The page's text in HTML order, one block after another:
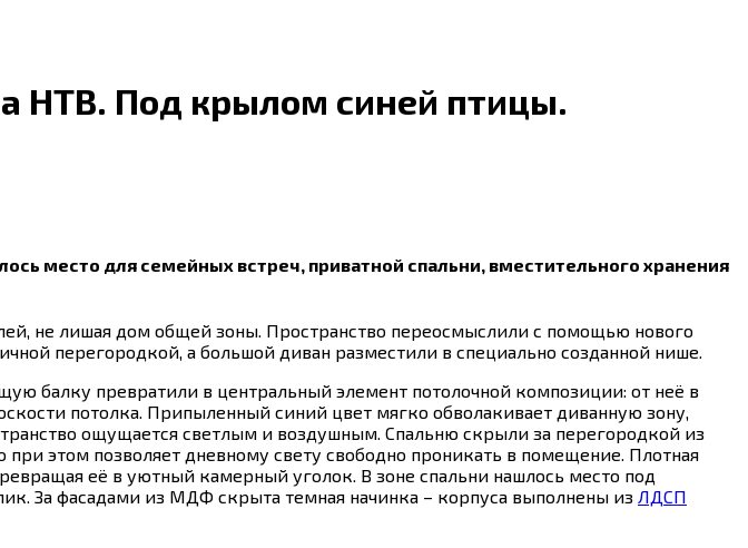
НТВ. Под крылом синей птицы.
место для семейных встреч, приватной спальни, вместительного хранения
не лишая дом общей зоны. Пространство переосмыслили с помощью нового
перегородкой, а большой диван разместили в специально созданной нише.
балку превратили в центральный элемент потолочной композиции: от неё в
потолка. Припыленный синий цвет мягко обволакивает диванную зону,
ощущается светлым и воздушным. Спальню скрыли за перегородкой из
этом позволяет дневному свету свободно проникать в помещение. Плотная
её в уютный камерный уголок. В зоне спальни нашлось место под
За фасадами из МДФ скрыта темная начинка – корпуса выполнены из ЛДСП